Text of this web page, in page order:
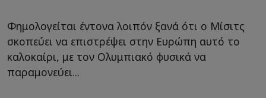
Φημολογείται έντονα λοιπόν ξανά ότι ο Μίσιτς
σκοπεύει να επιστρέψει στην Ευρώπη αυτό το
καλοκαίρι, με τον Ολυμπιακό φυσικά να
παραμονεύει...